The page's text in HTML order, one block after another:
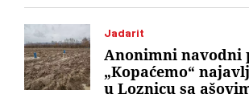
Jadarit
Anonimni navodni
„Kopaćemo“
u Loznicu sa